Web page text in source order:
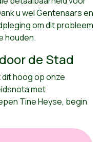
u wel Gentenaars en
om dit probleem
houden.
de Stad
hoog op onze
met
Tine Heyse, begin